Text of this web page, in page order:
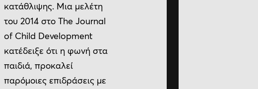
κατάθλιψης. Μια μελέτη
του 2014 στο The Journal
of Child Development
κατέδειξε ότι η φωνή στα
παιδιά, προκαλεί
παρόμοιες επιδράσεις με